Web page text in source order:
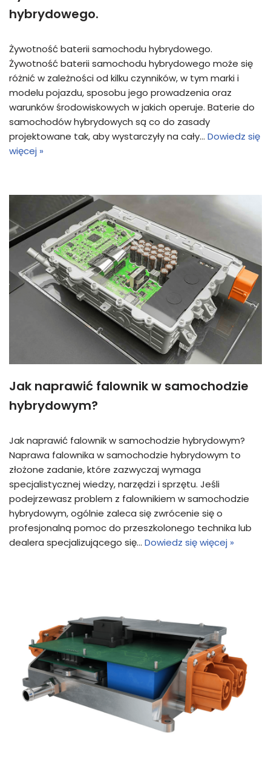
hybrydowego.
Żywotność baterii samochodu hybrydowego.
Żywotność baterii samochodu hybrydowego może się
różnić w zależności od kilku czynników, w tym marki i
modelu pojazdu, sposobu jego prowadzenia oraz
warunków środowiskowych w jakich operuje. Baterie do
samochodów hybrydowych są co do zasady
projektowane tak, aby wystarczyły na cały… Dowiedz się
więcej »
Jak naprawić falownik w samochodzie
hybrydowym?
Jak naprawić falownik w samochodzie hybrydowym?
Naprawa falownika w samochodzie hybrydowym to
złożone zadanie, które zazwyczaj wymaga
specjalistycznej wiedzy, narzędzi i sprzętu. Jeśli
podejrzewasz problem z falownikiem w samochodzie
hybrydowym, ogólnie zaleca się zwrócenie się o
profesjonalną pomoc do przeszkolonego technika lub
dealera specjalizującego się… Dowiedz się więcej »